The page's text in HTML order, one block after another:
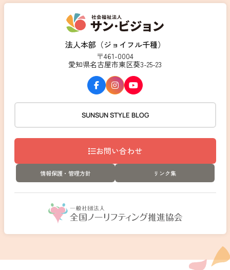
法人本部（ジョイフル千種）
〒461-0004
愛知県名古屋市東区葵3-25-23
SUNSUN STYLE BLOG
お問い合わせ
情報保護・管理方針 リンク集